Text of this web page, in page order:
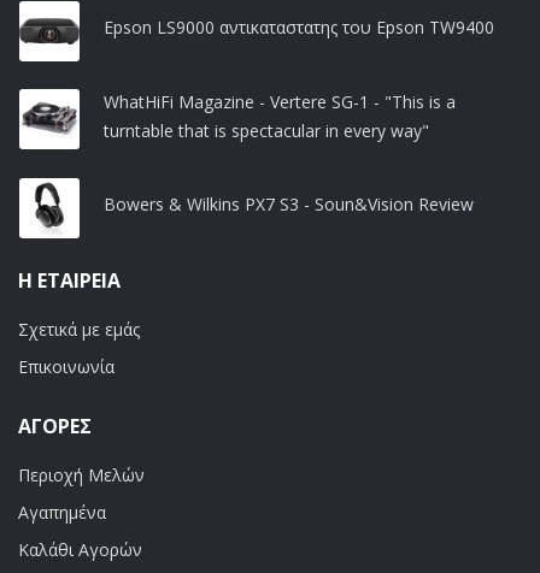
Epson LS9000 αντικαταστατης του Epson TW9400
WhatHiFi Magazine - Vertere SG-1 - "This is a
turntable that is spectacular in every way"
Bowers & Wilkins PX7 S3 - Soun&Vision Review
Η ΕΤΑΙΡΕΊΑ
Σχετικά με εμάς
Επικοινωνία
ΑΓΟΡΈΣ
Περιοχή Μελών
Αγαπημένα
Καλάθι Αγορών